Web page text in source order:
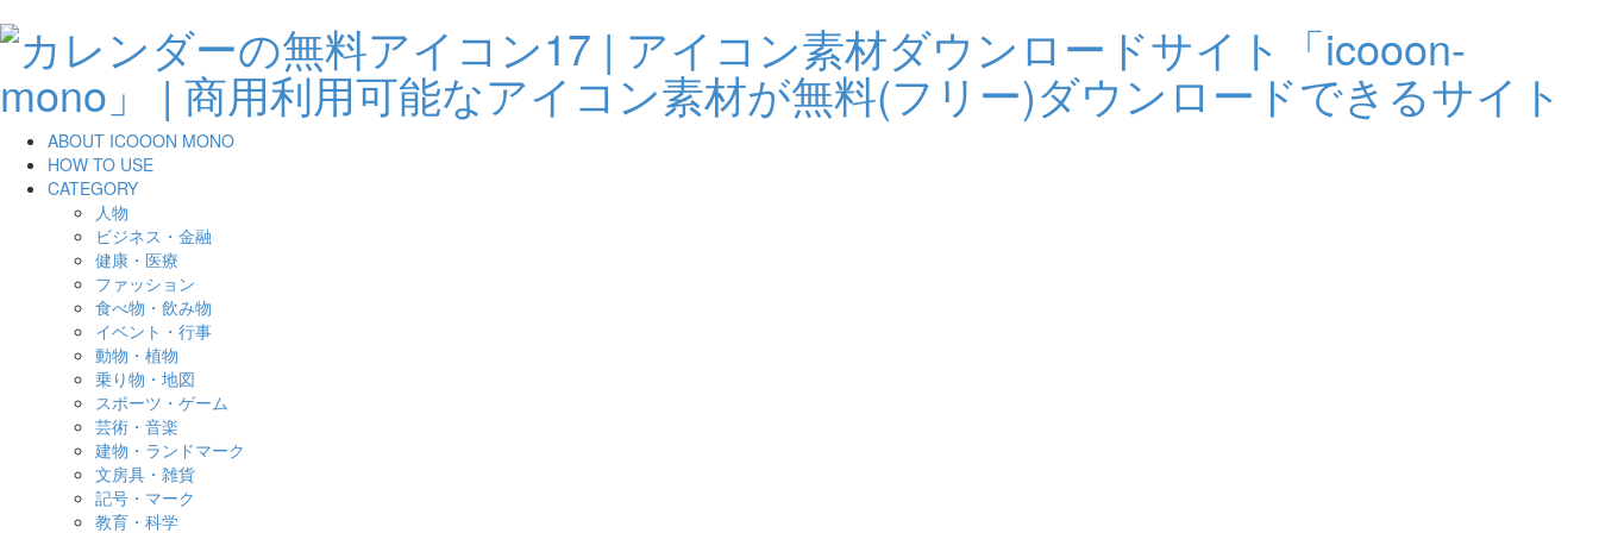
ABOUT ICOOON MONO
HOW TO USE
CATEGORY
人物
ビジネス・金融
健康・医療
ファッション
食べ物・飲み物
イベント・行事
動物・植物
乗り物・地図
スポーツ・ゲーム
芸術・音楽
建物・ランドマーク
文房具・雑貨
記号・マーク
教育・科学